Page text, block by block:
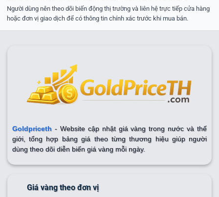
Người dùng nên theo dõi biến động thị trường và liên hệ trực tiếp cửa hàng
hoặc đơn vị giao dịch để có thông tin chính xác trước khi mua bán.
Goldpriceth- Website cập nhật giá vàng trong nước và thế
giới, tổng hợp bảng giá theo từng thương hiệu giúp người
dùng theo dõi diễn biến giá vàng mỗi ngày.
Giá vàng theo đơn vị